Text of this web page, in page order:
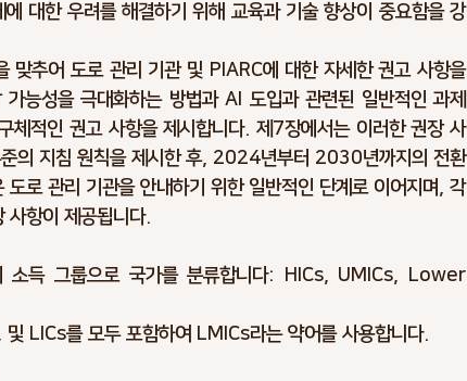
대한 우려를 해결하기 위해 교육과 기술 향상이 중요함을 강
맞추어 도로 관리 기관 및 PIARC에 대한 자세한 권고 사항을
능성을 극대화하는 방법과 AI 도입과 관련된 일반적인 과제
체적인 권고 사항을 제시합니다. 제7장에서는 이러한 권장 사
의 지침 원칙을 제시한 후, 2024년부터 2030년까지의 전환
로 관리 기관을 안내하기 위한 일반적인 단계로 이어지며, 각
사항이 제공됩니다.
소득 그룹으로 국가를 분류합니다: HICs, UMICs, Lower
LICs를 모두 포함하여 LMICs라는 약어를 사용합니다.